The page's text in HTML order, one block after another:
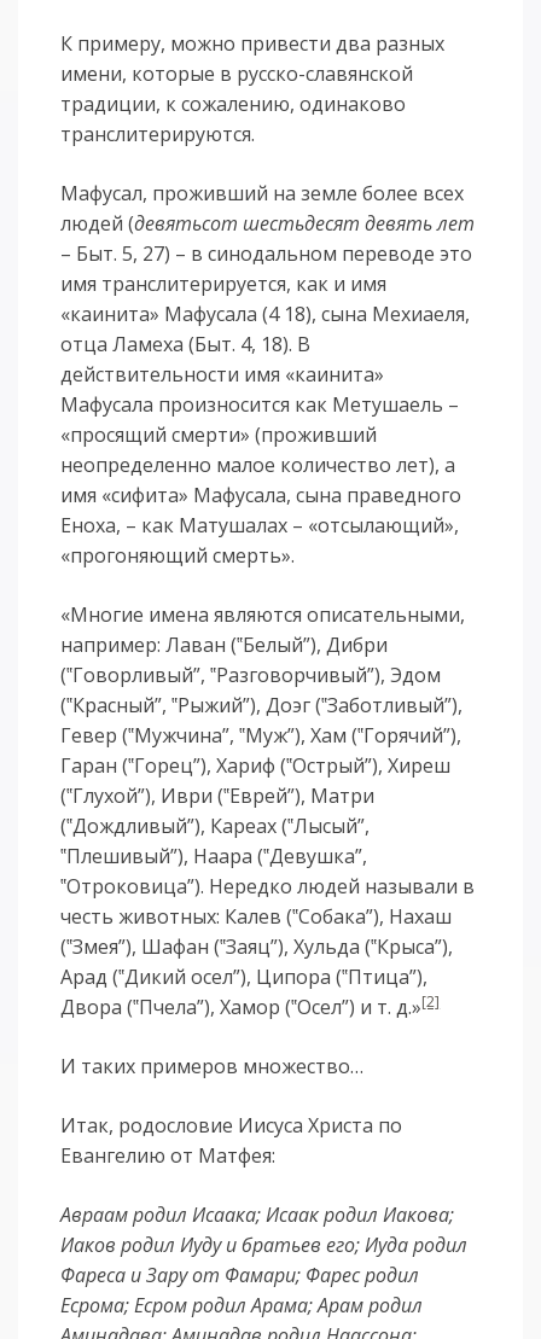
К примеру, можно привести два разных
имени, которые в русско-славянской
традиции, к сожалению, одинаково
транслитерируются.
Мафусал, проживший на земле более всех
людей (девятьсот шестьдесят девять лет
– Быт. 5, 27) – в синодальном переводе это
имя транслитерируется, как и имя
«каинита» Мафусала (4 18), сына Мехиаеля,
отца Ламеха (Быт. 4, 18). В
действительности имя «каинита»
Мафусала произносится как Метушаель –
«просящий смерти» (проживший
неопределенно малое количество лет), а
имя «сифита» Мафусала, сына праведного
Еноха, – как Матушалах – «отсылающий»,
«прогоняющий смерть».
«Многие имена являются описательными,
например: Лаван (‟Белый”), Дибри
(‟Говорливый”, ‟Разговорчивый”), Эдом
(‟Красный”, ‟Рыжий”), Доэг (‟Заботливый”),
Гевер (‟Мужчина”, ‟Муж”), Хам (‟Горячий”),
Гаран (‟Горец”), Хариф (‟Острый”), Хиреш
(‟Глухой”), Иври (‟Еврей”), Матри
(‟Дождливый”), Кареах (‟Лысый”,
‟Плешивый”), Наара (‟Девушка”,
‟Отроковица”). Нередко людей называли в
честь животных: Калев (‟Собака”), Нахаш
(‟Змея”), Шафан (‟Заяц”), Хульда (‟Крыса”),
Арад (‟Дикий осел”), Ципора (‟Птица”),
Двора (‟Пчела”), Хамор (‟Осел”) и т. д.»[2]
И таких примеров множество…
Итак, родословие Иисуса Христа по
Евангелию от Матфея:
Авраам родил Исаака; Исаак родил Иакова;
Иаков родил Иуду и братьев его; Иуда родил
Фареса и Зару от Фамари; Фарес родил
Есрома; Есром родил Арама; Арам родил